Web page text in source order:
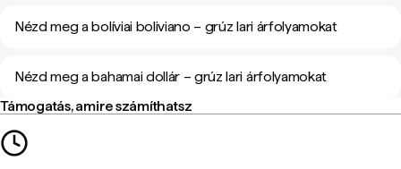
Nézd meg a bolíviai boliviano – grúz lari árfolyamokat
Nézd meg a bahamai dollár – grúz lari árfolyamokat
Támogatás, amire számíthatsz